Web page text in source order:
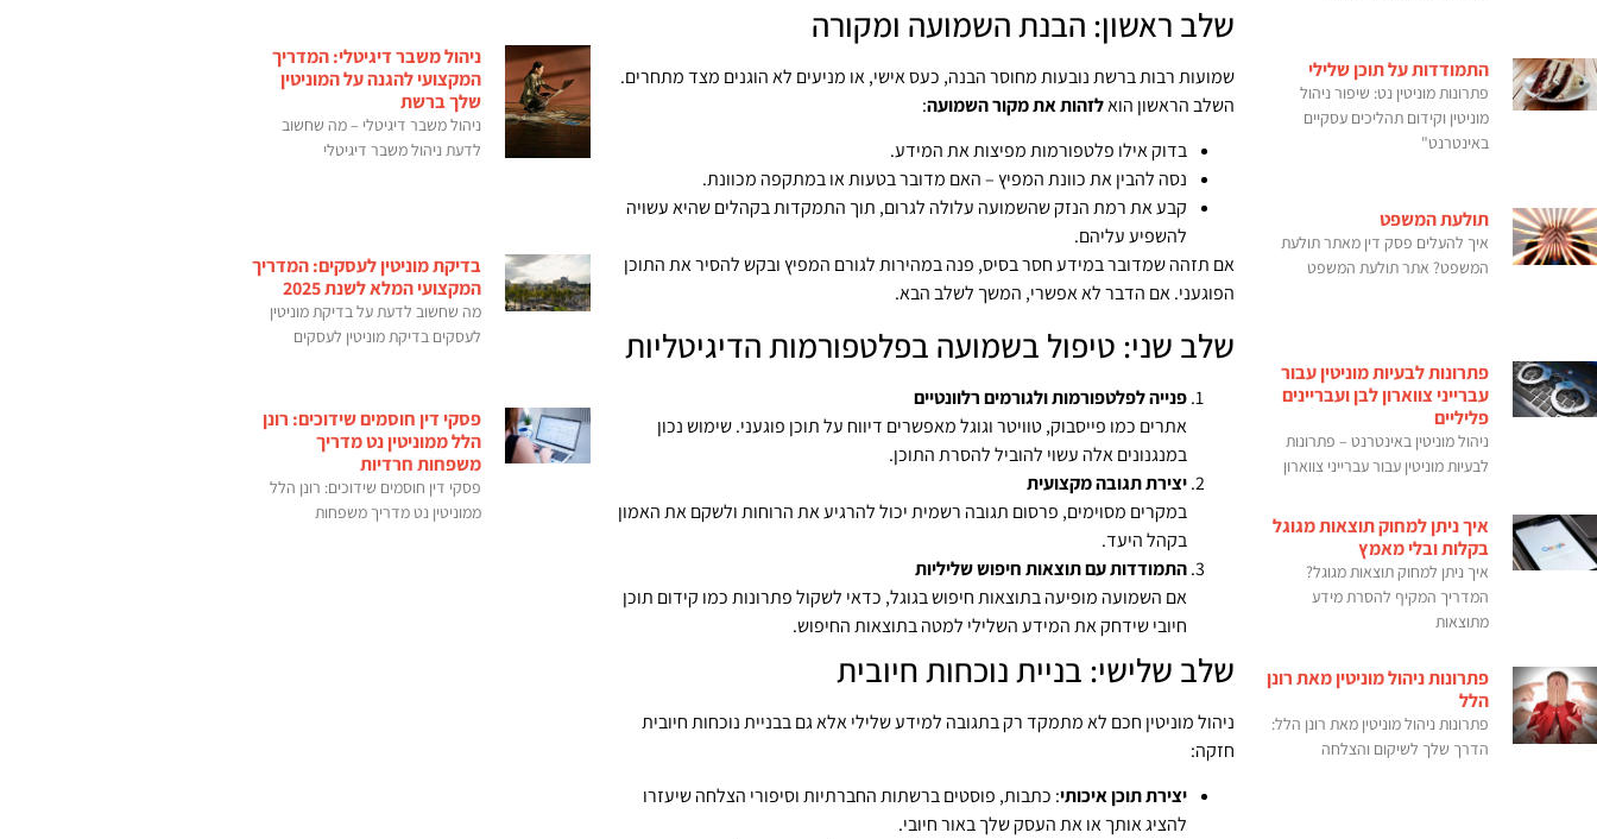
התמודדות על תוכן שלילי
פתרונות מוניטין נט: שיפור ניהול
מוניטין וקידום תהליכים עסקיים
באינטרנט"
תולעת המשפט
איך להעלים פסק דין מאתר תולעת
המשפט? אתר תולעת המשפט
פתרונות לבעיות מוניטין עבור
עברייני צווארון לבן ועבריינים
פליליים
ניהול מוניטין באינטרנט – פתרונות
לבעיות מוניטין עבור עברייני צווארון
איך ניתן למחוק תוצאות מגוגל
בקלות ובלי מאמץ
איך ניתן למחוק תוצאות מגוגל?
המדריך המקיף להסרת מידע
מתוצאות
פתרונות ניהול מוניטין מאת רונן
הלל
פתרונות ניהול מוניטין מאת רונן הלל:
הדרך שלך לשיקום והצלחה
שלב ראשון: הבנת השמועה ומקורה
שמועות רבות ברשת נובעות מחוסר הבנה, כעס אישי, או מניעים לא הוגנים מצד מתחרים.
השלב הראשון הואלזהות את מקור השמועה:
בדוק אילו פלטפורמות מפיצות את המידע.
נסה להבין את כוונת המפיץ – האם מדובר בטעות או במתקפה מכוונת.
קבע את רמת הנזק שהשמועה עלולה לגרום, תוך התמקדות בקהלים שהיא עשויה
להשפיע עליהם.
אם תזהה שמדובר במידע חסר בסיס, פנה במהירות לגורם המפיץ ובקש להסיר את התוכן
הפוגעני. אם הדבר לא אפשרי, המשך לשלב הבא.
שלב שני: טיפול בשמועה בפלטפורמות הדיגיטליות
פנייה לפלטפורמות ולגורמים רלוונטיים
אתרים כמו פייסבוק, טוויטר וגוגל מאפשרים דיווח על תוכן פוגעני. שימוש נכון
במנגנונים אלה עשוי להוביל להסרת התוכן.
יצירת תגובה מקצועית
במקרים מסוימים, פרסום תגובה רשמית יכול להרגיע את הרוחות ולשקם את האמון
בקהל היעד.
התמודדות עם תוצאות חיפוש שליליות
אם השמועה מופיעה בתוצאות חיפוש בגוגל, כדאי לשקול פתרונות כמו קידום תוכן
חיובי שידחק את המידע השלילי למטה בתוצאות החיפוש.
שלב שלישי: בניית נוכחות חיובית
ניהול מוניטין חכם לא מתמקד רק בתגובה למידע שלילי אלא גם בבניית נוכחות חיובית
חזקה:
יצירת תוכן איכותי: כתבות, פוסטים ברשתות החברתיות וסיפורי הצלחה שיעזרו
להציג אותך או את העסק שלך באור חיובי.
ניהול משבר דיגיטלי: המדריך
המקצועי להגנה על המוניטין
שלך ברשת
ניהול משבר דיגיטלי – מה שחשוב
לדעת ניהול משבר דיגיטלי
בדיקת מוניטין לעסקים: המדריך
המקצועי המלא לשנת 2025
מה שחשוב לדעת על בדיקת מוניטין
לעסקים בדיקת מוניטין לעסקים
פסקי דין חוסמים שידוכים: רונן
הלל ממוניטין נט מדריך
משפחות חרדיות
פסקי דין חוסמים שידוכים: רונן הלל
ממוניטין נט מדריך משפחות